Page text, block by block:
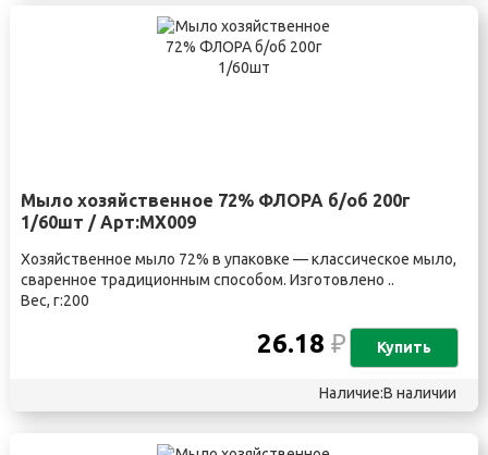
Мыло хозяйственное 72% ФЛОРА б/об 200г
1/60шт / Арт:МХ009
Хозяйственное мыло 72% в упаковке — классическое мыло,
сваренное традиционным способом. Изготовлено ..
Вес, г:200
26.18₽ Купить
Наличие:В наличии